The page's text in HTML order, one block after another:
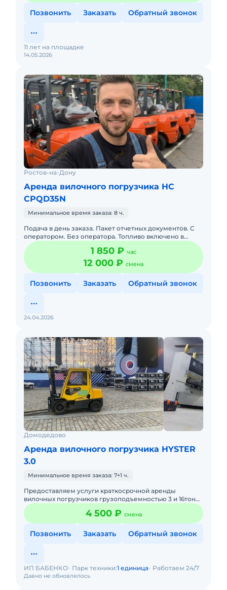
Позвонить Заказать Обратный звонок
14.05.2026
11 лет на площадке
Ростов-на-Дону
Аренда вилочного погрузчика HC
CPQD35N
Минимальное время заказа: 8 ч.
Подача в день заказа. Пакет отчетных документов. С
оператором. Без оператора. Топливо включено в
стоимость. Долгосрочная аренда. Краткосрочная
аренда. Доставка
1 850 ₽ час
12 000 ₽ смена
Позвонить Заказать Обратный звонок
24.04.2026
Домодедово
Аренда вилочного погрузчика HYSTER
3.0
Минимальное время заказа: 7+1 ч.
Предоставляем услуги краткосрочной аренды
вилочных погрузчиков грузоподъемностью 3 и 16тонн.
Оперативно осуществляем доставку техники на Ваш
объект. Качественно4 500 ₽ смена
Позвонить Заказать Обратный звонок
Давно не обновлялось
ИП БАБЕНКО Парк техники:1 единица Работаем 24/7